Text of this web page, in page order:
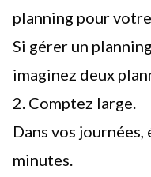
planning pour
Si gérer un
imaginez deux
2. Comptez large.
Dans vos
minutes.